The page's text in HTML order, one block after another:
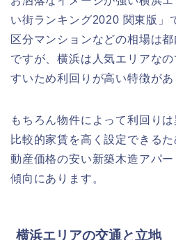
い街ランキング2020 関東版」
区分マンションなどの相場は
ですが、横浜は人気エリアな
すいため利回りが高い特徴があ
もちろん物件によって利回り
比較的家賃を高く設定できるた
動産価格の安い新築木造アパ
傾向にあります。
横浜エリアの交通と立地